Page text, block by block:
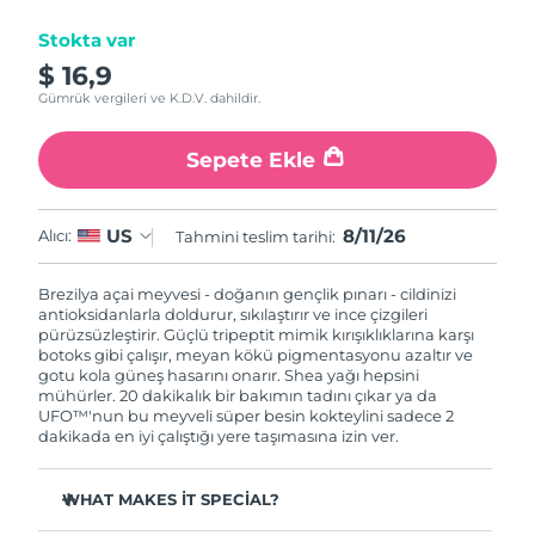
Stokta var
$ 16,9
Gümrük vergileri ve K.D.V. dahildir.
Sepete Ekle
Alıcı: US Tahmini teslim tarihi: 8/11/26
Brezilya açai meyvesi - doğanın gençlik pınarı - cildinizi
antioksidanlarla doldurur, sıkılaştırır ve ince çizgileri
pürüzsüzleştirir. Güçlü tripeptit mimik kırışıklıklarına karşı
botoks gibi çalışır, meyan kökü pigmentasyonu azaltır ve
gotu kola güneş hasarını onarır. Shea yağı hepsini
mühürler. 20 dakikalık bir bakımın tadını çıkar ya da
UFO™'nun bu meyveli süper besin kokteylini sadece 2
dakikada en iyi çalıştığı yere taşımasına izin ver.
WHAT MAKES IT SPECIAL?
Çin Makao ÖİB
Malezya
Malta Tahmini teslim tarihi 8/10/26
Meksika Tahmini teslim tarihi
Hollanda Tahmini teslim tarihi 8/10/26
Yeni Zelanda Tahmini teslim tarihi
Norveç Tahmini teslim tarihi
Umman